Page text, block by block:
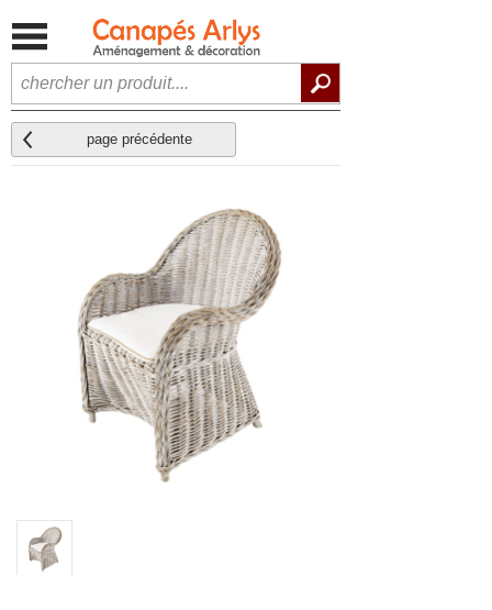
page précédente